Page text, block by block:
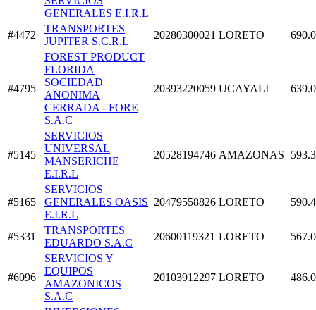
GENERALES E.I.R.L
#4472
TRANSPORTES
JUPITER S.C.R.L
20280300021 LORETO
#4795
FOREST PRODUCT
FLORIDA
SOCIEDAD
ANONIMA
CERRADA - FORE
S.A.C
20393220059 UCAYALI
#5145
SERVICIOS
UNIVERSAL
MANSERICHE
E.I.R.L
20528194746 AMAZONAS
#5165
SERVICIOS
GENERALES OASIS
E.I.R.L
20479558826 LORETO
#5331
TRANSPORTES
EDUARDO S.A.C
20600119321 LORETO
#6096
SERVICIOS Y
EQUIPOS
AMAZONICOS
S.A.C
20103912297 LORETO